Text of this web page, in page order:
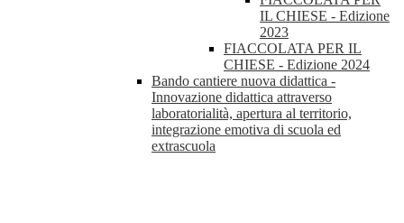
IL CHIESE - Edizione
2023
FIACCOLATA PER IL
CHIESE - Edizione 2024
Bando cantiere nuova didattica -
Innovazione didattica attraverso
laboratorialità, apertura al territorio,
integrazione emotiva di scuola ed
extrascuola